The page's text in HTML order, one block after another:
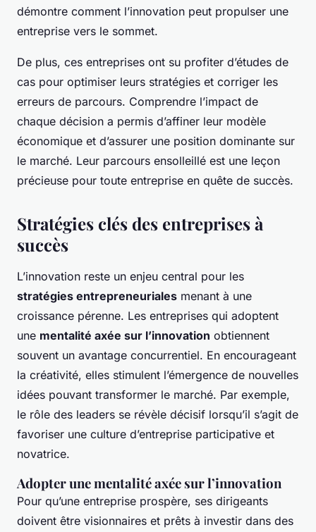
démontre comment l’innovation peut propulser une
entreprise vers le sommet.
De plus, ces entreprises ont su profiter d’études de
cas pour optimiser leurs stratégies et corriger les
erreurs de parcours. Comprendre l’impact de
chaque décision a permis d’affiner leur modèle
économique et d’assurer une position dominante sur
le marché. Leur parcours ensolleillé est une leçon
précieuse pour toute entreprise en quête de succès.
Stratégies clés des entreprises à
succès
L’innovation reste un enjeu central pour les
stratégies entrepreneuriales menant à une
croissance pérenne. Les entreprises qui adoptent
une mentalité axée sur l’innovation obtiennent
souvent un avantage concurrentiel. En encourageant
la créativité, elles stimulent l’émergence de nouvelles
idées pouvant transformer le marché. Par exemple,
le rôle des leaders se révèle décisif lorsqu’il s’agit de
favoriser une culture d’entreprise participative et
novatrice.
Adopter une mentalité axée sur l’innovation
Pour qu’une entreprise prospère, ses dirigeants
doivent être visionnaires et prêts à investir dans des